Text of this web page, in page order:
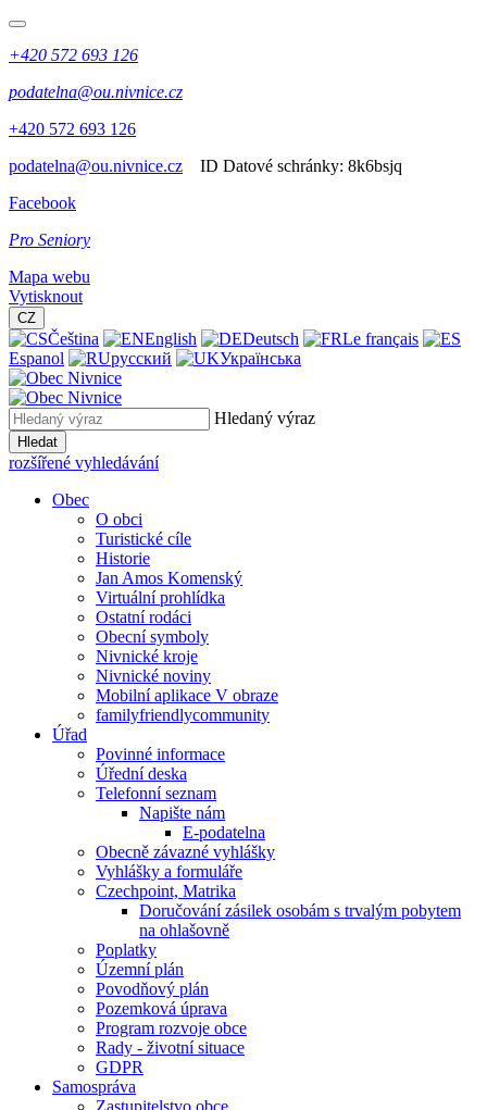
+420 572 693 126
podatelna@ou.nivnice.cz
+420 572 693 126
podatelna@ou.nivnice.cz
ID Datové schránky: 8k6bsjq
Facebook
Pro Seniory
Mapa webu
Vytisknout
CZ
Čeština English Deutsch
Le français
Espanol
русский Українська
Hledaný výraz
Hledat
rozšířené vyhledávání
Obec
O obci
Turistické cíle
Historie
Jan Amos Komenský
Virtuální prohlídka
Ostatní rodáci
Obecní symboly
Nivnické kroje
Nivnické noviny
Mobilní aplikace V obraze
familyfriendlycommunity
Úřad
Povinné informace
Úřední deska
Telefonní seznam
Napište nám
E-podatelna
Obecně závazné vyhlášky
Vyhlášky a formuláře
Czechpoint, Matrika
Doručování zásilek osobám s trvalým pobytem
na ohlašovně
Poplatky
Územní plán
Povodňový plán
Pozemková úprava
Program rozvoje obce
Rady - životní situace
GDPR
Samospráva
Zastupitelstvo obce